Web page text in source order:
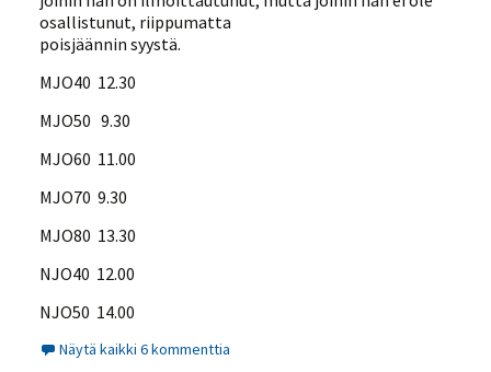
osallistunut, riippumatta
poisjäännin syystä.
MJO40 12.30
MJO50 9.30
MJO60 11.00
MJO70 9.30
MJO80 13.30
NJO40 12.00
NJO50 14.00
Näytä kaikki 6 kommenttia